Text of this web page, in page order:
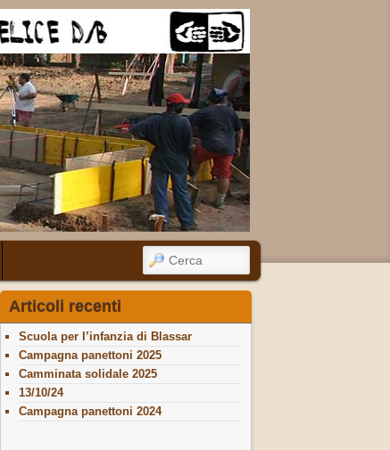
CERCA
Articoli recenti
Scuola per l’infanzia di Blassar
Campagna panettoni 2025
Camminata solidale 2025
13/10/24
Campagna panettoni 2024